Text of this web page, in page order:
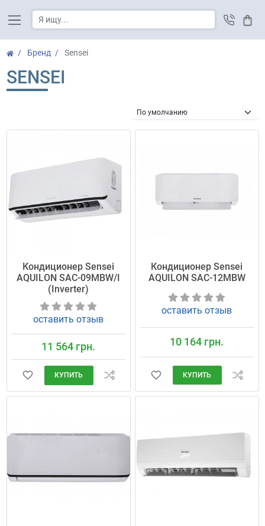
Бренд Sensei
SENSEI
Кондиционер Sensei
AQUILON SAC-09MBW/I
(Inverter)
оставить отзыв
11 564 грн.
КУПИТЬ
Кондиционер Sensei
AQUILON SAC-12MBW
оставить отзыв
10 164 грн.
КУПИТЬ